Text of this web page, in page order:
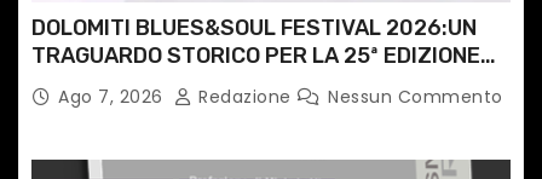
i
DOLOMITI BLUES&SOUL FESTIVAL 2026:UN
TRAGUARDO STORICO PER LA 25ª EDIZIONE
TRA LE CIME PATRIMONIO UNESCO
Ago 7, 2026 Redazione Nessun Commento